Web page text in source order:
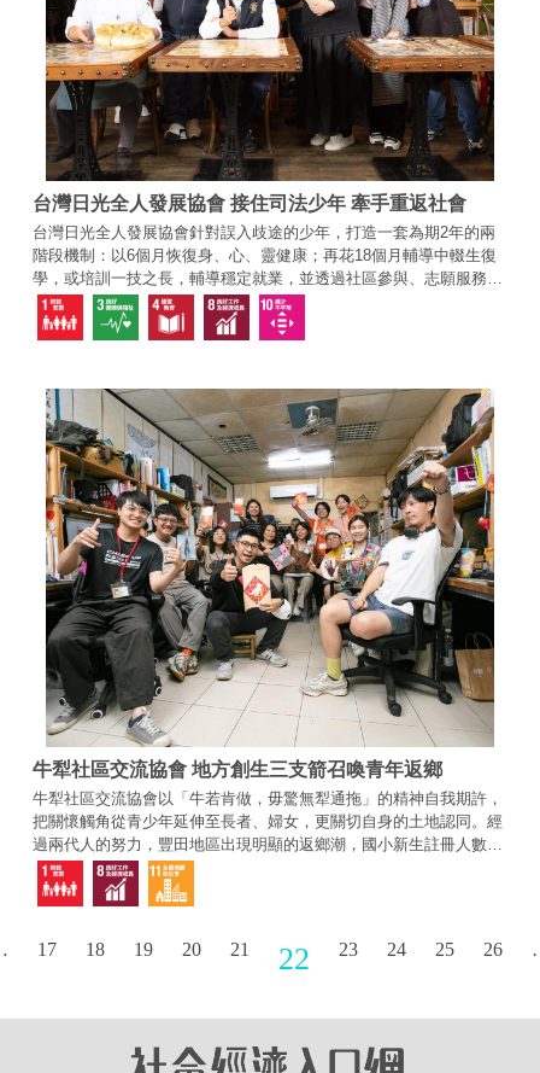
台灣日光全人發展協會 接住司法少年 牽手重返社會
台灣日光全人發展協會針對誤入歧途的少年，打造一套為期2年的兩
階段機制：以6個月恢復身、心、靈健康；再花18個月輔導中輟生復
學，或培訓一技之長，輔導穩定就業，並透過社區參與、志願服務等
團體活動，讓學員做好社會化準備。
牛犁社區交流協會 地方創生三支箭召喚青年返鄉
牛犁社區交流協會以「牛若肯做，毋驚無犁通拖」的精神自我期許，
把關懷觸角從青少年延伸至長者、婦女，更關切自身的土地認同。經
過兩代人的努力，豐田地區出現明顯的返鄉潮，國小新生註冊人數增
加3倍多，連幼稚園都要抽籤才能入學！
17 18 19 20 21 22 23 24 25 26